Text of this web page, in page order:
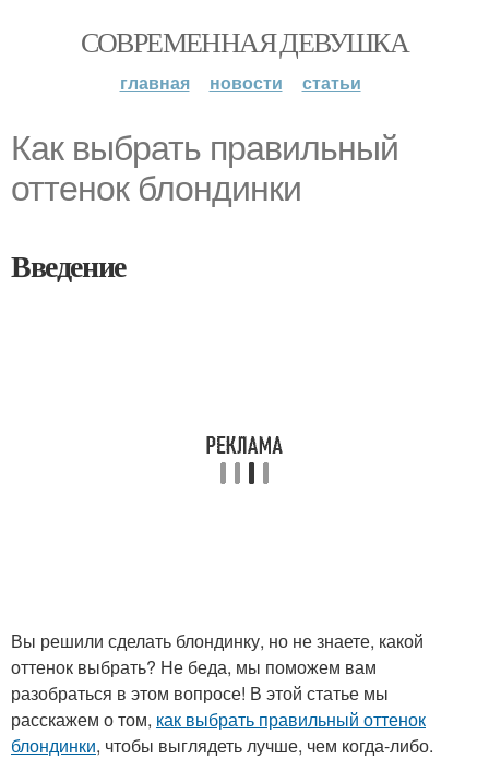
СОВРЕМЕННАЯ ДЕВУШКА
главная новости статьи
Как выбрать правильный
оттенок блондинки
Введение
Вы решили сделать блондинку, но не знаете, какой
оттенок выбрать? Не беда, мы поможем вам
разобраться в этом вопросе! В этой статье мы
расскажем о том, как выбрать правильный оттенок
блондинки, чтобы выглядеть лучше, чем когда-либо.